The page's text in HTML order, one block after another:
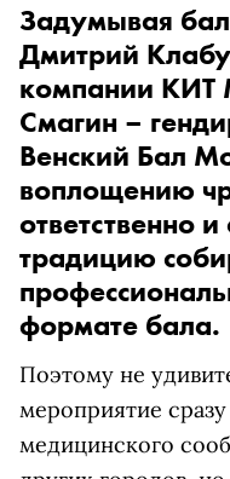
Задумывая
Дмитрий
компании КИТ
Смагин –
Венский Бал
воплощению
ответственно
традицию
формате бала.
Поэтому не
мероприятие
медицинского